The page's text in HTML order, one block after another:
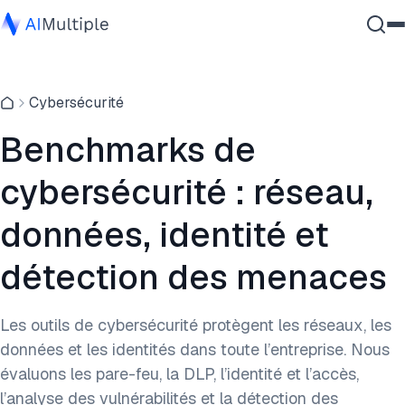
cybersécurité
Logiciel d'entreprise
Services
Contactez-nous
Cybersécurité
Benchmarks de
cybersécurité : réseau,
données, identité et
détection des menaces
Les outils de cybersécurité protègent les réseaux, les
données et les identités dans toute l’entreprise. Nous
évaluons les pare-feu, la DLP, l’identité et l’accès,
l’analyse des vulnérabilités et la détection des